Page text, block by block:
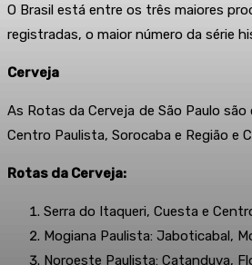
O Brasil está entre os três maiores
registradas, o maior número da série
Cerveja
As Rotas da Cerveja de São Paulo
Centro Paulista, Sorocaba e Região e
Rotas da Cerveja:
Serra do Itaqueri, Cuesta e
Mogiana Paulista: Jaboticabal,
Noroeste Paulista: Catanduva,